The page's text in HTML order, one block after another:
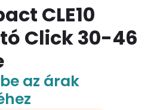
CLE10
Click 30-46
az árak